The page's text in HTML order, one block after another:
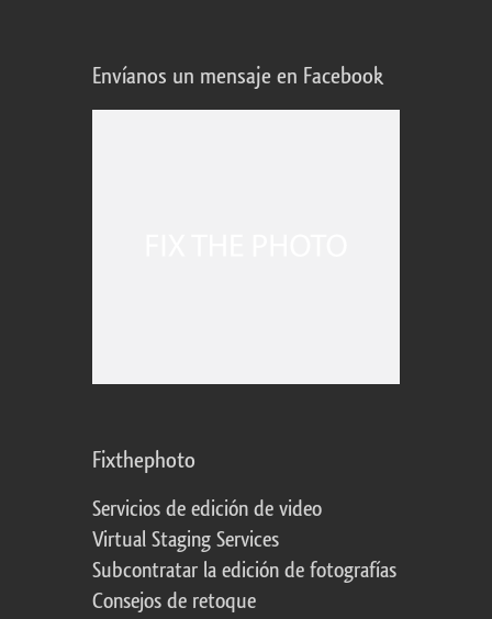
Envíanos un mensaje en Facebook
Fixthephoto
Servicios de edición de video
Virtual Staging Services
Subcontratar la edición de fotografías
Consejos de retoque